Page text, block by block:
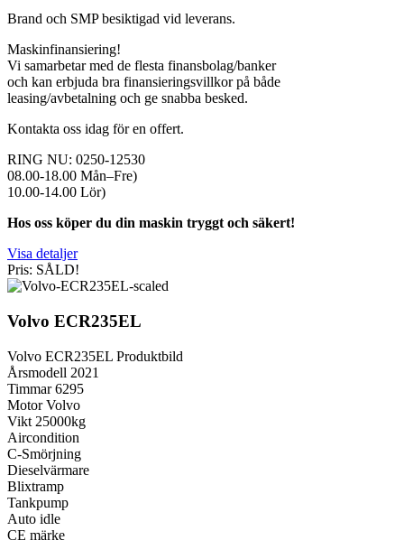
Brand och SMP besiktigad vid leverans.
Maskinfinansiering!
Vi samarbetar med de flesta finansbolag/banker
och kan erbjuda bra finansieringsvillkor på både
leasing/avbetalning och ge snabba besked.
Kontakta oss idag för en offert.
RING NU: 0250-12530
08.00-18.00 Mån–Fre)
10.00-14.00 Lör)
Hos oss köper du din maskin tryggt och säkert!
Visa detaljer
Pris: SÅLD!
Volvo ECR235EL
Volvo ECR235EL Produktbild
Årsmodell 2021
Timmar 6295
Motor Volvo
Vikt 25000kg
Aircondition
C-Smörjning
Dieselvärmare
Blixtramp
Tankpump
Auto idle
CE märke